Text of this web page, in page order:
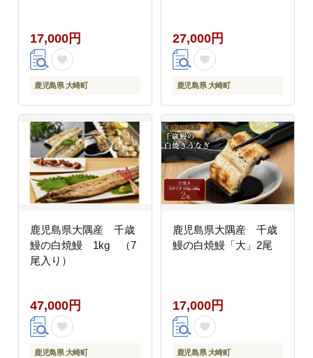
17,000円
鹿児島県 大崎町
27,000円
鹿児島県 大崎町
鹿児島県大隅産 千歳
鰻の白焼鰻 1kg （7
尾入り）
47,000円
鹿児島県 大崎町
鹿児島県大隅産 千歳
鰻の白焼鰻「大」2尾
17,000円
鹿児島県 大崎町